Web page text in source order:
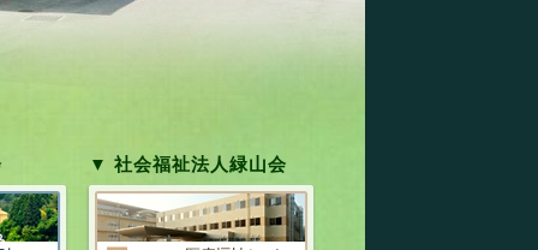
▼ 社会福祉法人緑山会